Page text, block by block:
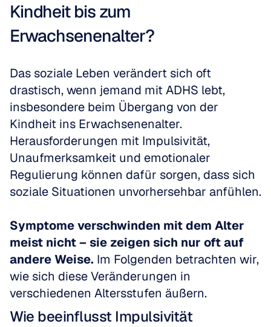
Kindheit bis zum
Erwachsenenalter?
Das soziale Leben verändert sich oft
drastisch, wenn jemand mit ADHS lebt,
insbesondere beim Übergang von der
Kindheit ins Erwachsenenalter.
Herausforderungen mit Impulsivität,
Unaufmerksamkeit und emotionaler
Regulierung können dafür sorgen, dass sich
Symptome verschwinden mit dem Alter
meist nicht – sie zeigen sich nur oft auf
andere Weise. Im Folgenden betrachten wir,
wie sich diese Veränderungen in
verschiedenen Altersstufen äußern.
Wie beeinflusst Impulsivität